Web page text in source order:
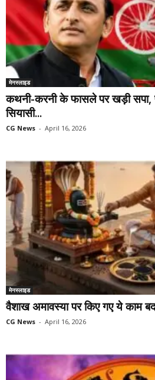
मेनस्लाइड
कथनी-करनी के फासले पर खड़ी सपा,
सियासी...
CG News - April 16, 2026
मेनस्लाइड
वैशाख अमावस्या पर किए गए ये काम
CG News - April 16, 2026